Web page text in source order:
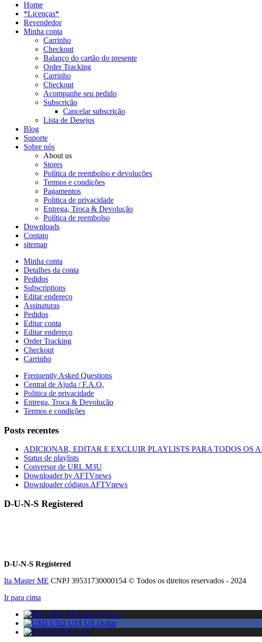
Home
*Licenças*
Revendedor
Minha conta
Carrinho
Checkout
Balanço do cartão do presente
Order Tracking
Carrinho
Checkout
Acompanhe seu pedido
Subscrição
Cancelar subscrição
Lista de Desejos
Blog
Suporte
Sobre nós
About us
Stores
Política de reembolso e devoluções
Termos e condições
Pagamentos
Politica de privacidade
Entrega, Troca & Devolução
Política de reembolso
Downloads
Contato
sitemap
Minha conta
Detalhes da conta
Pedidos
Subscriptions
Editar endereço
Assinaturas
Pedidos
Editar conta
Editar endereço
Order Tracking
Checkout
Carrinho
Frequently Asked Questions
Central de Ajuda / F.A.Q.
Politica de privacidade
Entrega, Troca & Devolução
Termos e condições
Posts recentes
ADICIONAR, EDITAR E EXCLUIR PLAYLISTS PARA TODOS OS
Status de playlists
Conversor de URL M3U
Downloader by AFTVnews
Downloader códigos AFTVnews
D-U-N-S Registered
D-U-N-S Registered
Ita Master ME CNPJ 39531730000154 © Todos os direitos reservados - 2024
Ir para cima
BRL R$ Brazilian Real
USD US$ US Dollar
EUR € Euro